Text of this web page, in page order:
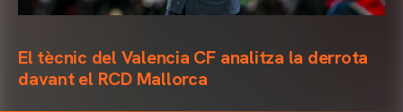
El tècnic del Valencia CF analitza la derrota
davant el RCD Mallorca